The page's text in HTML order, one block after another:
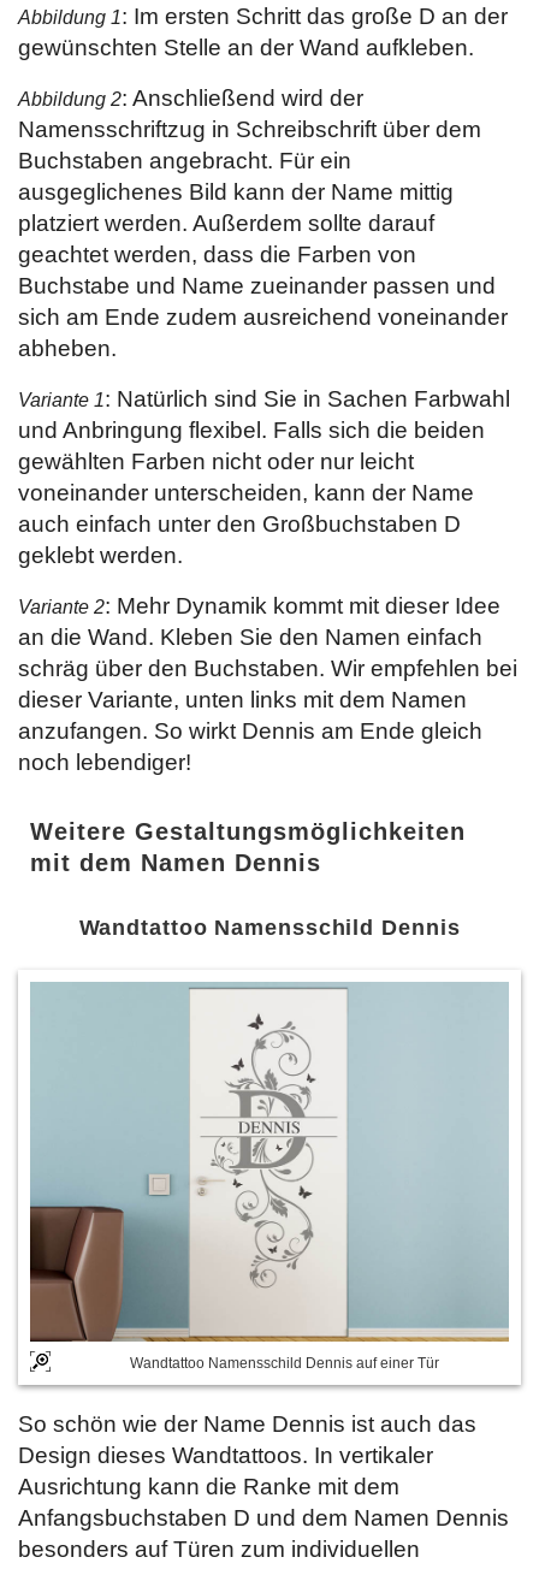
Abbildung 1: Im ersten Schritt das große D an der
gewünschten Stelle an der Wand aufkleben.
Abbildung 2: Anschließend wird der
Namensschriftzug in Schreibschrift über dem
Buchstaben angebracht. Für ein
ausgeglichenes Bild kann der Name mittig
platziert werden. Außerdem sollte darauf
geachtet werden, dass die Farben von
Buchstabe und Name zueinander passen und
sich am Ende zudem ausreichend voneinander
abheben.
Variante 1: Natürlich sind Sie in Sachen Farbwahl
und Anbringung flexibel. Falls sich die beiden
gewählten Farben nicht oder nur leicht
voneinander unterscheiden, kann der Name
auch einfach unter den Großbuchstaben D
geklebt werden.
Variante 2: Mehr Dynamik kommt mit dieser Idee
an die Wand. Kleben Sie den Namen einfach
schräg über den Buchstaben. Wir empfehlen bei
dieser Variante, unten links mit dem Namen
anzufangen. So wirkt Dennis am Ende gleich
noch lebendiger!
Weitere Gestaltungsmöglichkeiten
mit dem Namen Dennis
Wandtattoo Namensschild Dennis
Wandtattoo Namensschild Dennis auf einer Tür
So schön wie der Name Dennis ist auch das
Design dieses Wandtattoos. In vertikaler
Ausrichtung kann die Ranke mit dem
Anfangsbuchstaben D und dem Namen Dennis
besonders auf Türen zum individuellen